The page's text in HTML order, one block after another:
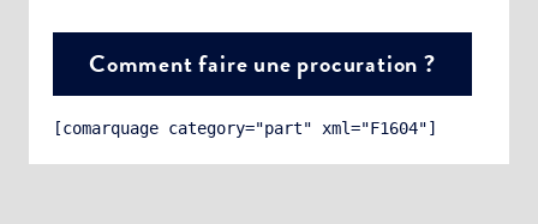
Comment faire une procuration ?
[comarquage category="part" xml="F1604"]